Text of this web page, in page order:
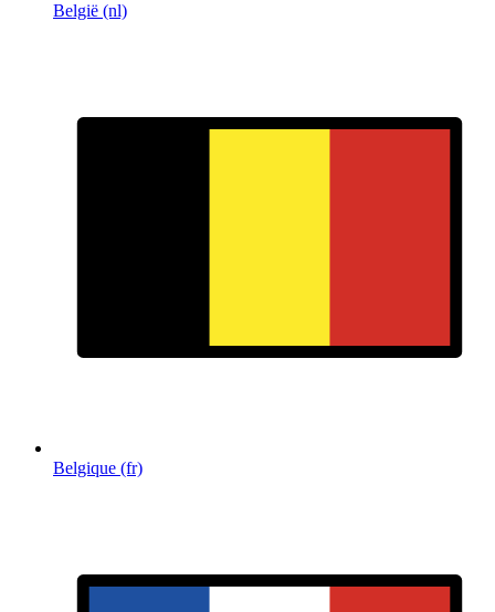
België (nl)
Belgique (fr)